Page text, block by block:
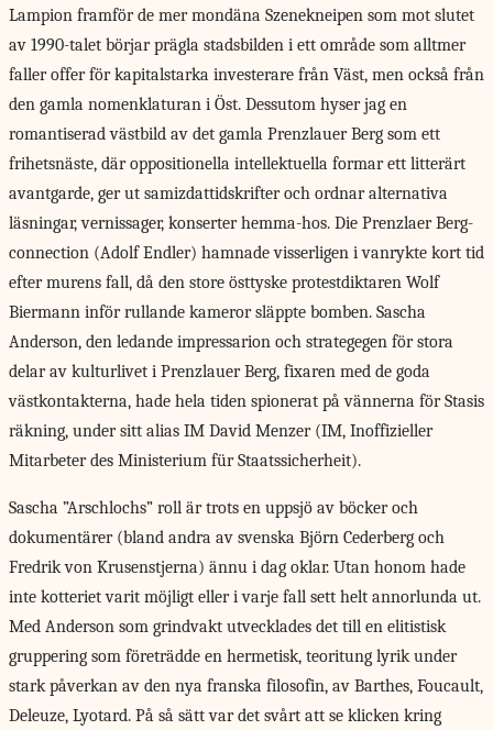
Lampion framför de mer mondäna Szenekneipen som mot slutet
av 1990-talet börjar prägla stadsbilden i ett område som alltmer
faller offer för kapitalstarka investerare från Väst, men också från
den gamla nomenklaturan i Öst. Dessutom hyser jag en
romantiserad västbild av det gamla Prenzlauer Berg som ett
frihetsnäste, där oppositionella intellektuella formar ett litterärt
avantgarde, ger ut samizdattidskrifter och ordnar alternativa
läsningar, vernissager, konserter hemma-hos. Die Prenzlaer Berg-
connection (Adolf Endler) hamnade visserligen i vanrykte kort tid
efter murens fall, då den store östtyske protestdiktaren Wolf
Biermann inför rullande kameror släppte bomben. Sascha
Anderson, den ledande impressarion och strategegen för stora
delar av kulturlivet i Prenzlauer Berg, fixaren med de goda
västkontakterna, hade hela tiden spionerat på vännerna för Stasis
räkning, under sitt alias IM David Menzer (IM, Inoffizieller
Mitarbeter des Ministerium für Staatssicherheit).
Sascha ”Arschlochs” roll är trots en uppsjö av böcker och
dokumentärer (bland andra av svenska Björn Cederberg och
Fredrik von Krusenstjerna) ännu ­i dag oklar. Utan honom hade
inte kotteriet varit möjligt eller i varje fall sett helt annorlunda ut.
Med Anderson som grindvakt utvecklades det till en elitistisk
gruppering som företrädde en hermetisk, teoritung lyrik under
stark påverkan av den nya franska filosofin, av Barthes, Foucault,
Deleuze, Lyotard. På så sätt var det svårt att se klicken kring